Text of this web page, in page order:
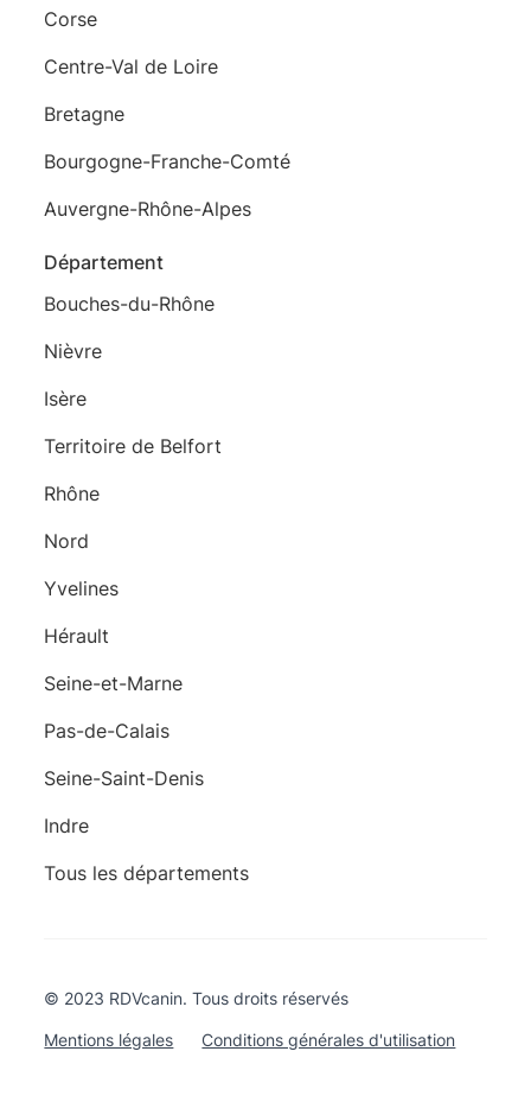
Corse
Centre-Val de Loire
Bretagne
Bourgogne-Franche-Comté
Auvergne-Rhône-Alpes
Département
Bouches-du-Rhône
Nièvre
Isère
Territoire de Belfort
Rhône
Nord
Yvelines
Hérault
Seine-et-Marne
Pas-de-Calais
Seine-Saint-Denis
Indre
Tous les départements
© 2023 RDVcanin. Tous droits réservés
Mentions légales Conditions générales d'utilisation